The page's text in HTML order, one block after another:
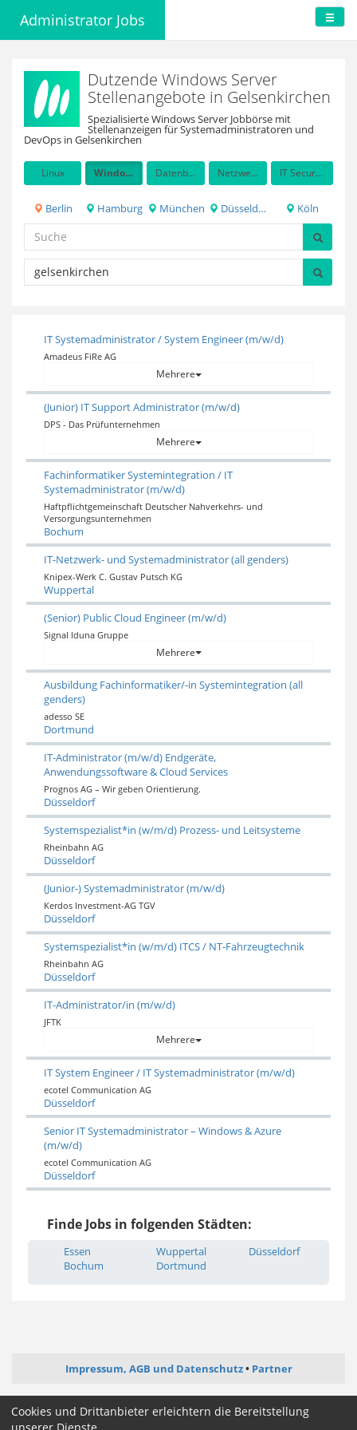
Administrator Jobs
Dutzende Windows Server
Stellenangebote in Gelsenkirchen
Spezialisierte Windows Server Jobbörse mit
Stellenanzeigen für Systemadministratoren und
DevOps in Gelsenkirchen
Linux Windows Server Datenbanken Netzwerkadministration IT Security / Auditing
Berlin Hamburg München Düsseldorf Köln
IT Systemadministrator / System Engineer (m/w/d)
Amadeus FiRe AG
Mehrere
(Junior) IT Support Administrator (m/w/d)
DPS - Das Prüfunternehmen
Mehrere
​​​​​​​Fachinformatiker Systemintegration / IT
Systemadministrator (m/w/d)
Haftpflichtgemeinschaft Deutscher Nahverkehrs- und
Versorgungsunternehmen
Bochum
IT-Netzwerk- und Systemadministrator (all genders)
Knipex-Werk C. Gustav Putsch KG
Wuppertal
(Senior) Public Cloud Engineer (m/w/d)
Signal Iduna Gruppe
Mehrere
Ausbildung Fachinformatiker/-in Systemintegration (all
genders)
adesso SE
Dortmund
IT-Administrator (m/w/d) Endgeräte,
Anwendungssoftware & Cloud Services
Prognos AG – Wir geben Orientierung.
Düsseldorf
Systemspezialist*in (w/m/d) Prozess- und Leitsysteme
Rheinbahn AG
Düsseldorf
(Junior-) Systemadministrator (m/w/d)
Kerdos Investment-AG TGV
Düsseldorf
Systemspezialist*in (w/m/d) ITCS / NT-Fahrzeugtechnik
Rheinbahn AG
Düsseldorf
IT-Administrator/in (m/w/d)
JFTK
Mehrere
IT System Engineer / IT Systemadministrator (m/w/d)
ecotel Communication AG
Düsseldorf
Senior IT Systemadministrator – Windows & Azure
(m/w/d)
ecotel Communication AG
Düsseldorf
Finde Jobs in folgenden Städten:
Essen
Bochum
Wuppertal
Dortmund
Düsseldorf
Impressum, AGB und Datenschutz Partner
ictjob.de webentwickler-jobs.de
softwareentwickler-jobs.de
Cookies und Drittanbieter erleichtern die Bereitstellung